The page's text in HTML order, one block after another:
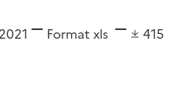
Format xls
415